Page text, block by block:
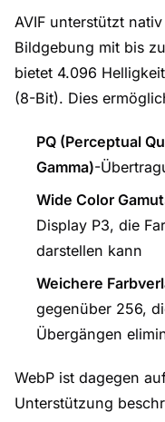
AVIF unterstützt nativ
Bildgebung mit bis zu
bietet 4.096
(8-Bit). Dies
PQ (Perceptual
Gamma)-
Wide Color
Display P3, die
darstellen kann
Weichere
gegenüber 256,
Übergängen
WebP ist dagegen
Unterstützung